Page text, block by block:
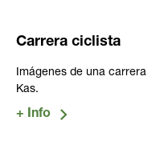
Carrera ciclista
Imágenes de una
Kas.